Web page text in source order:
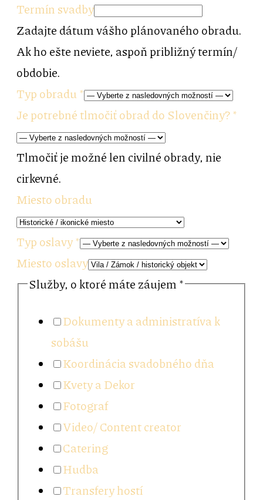
Termín svadby
Zadajte dátum vášho plánovaného obradu.
Ak ho ešte neviete, aspoň približný termín/
obdobie.
Typ obradu *
Je potrebné tlmočiť obrad do Slovenčiny?*
Tlmočiť je možné len civilné obrady, nie
cirkevné.
Miesto obradu
Vaše
alebo
Typ oslavy*
Miesto oslavy
Služby, o ktoré máte záujem *
Dokumenty a administratíva k
sobášu
Koordinácia svadobného dňa
Kvety a Dekor
Fotograf
Video/ Content creator
Catering
Hudba
Transfery hostí